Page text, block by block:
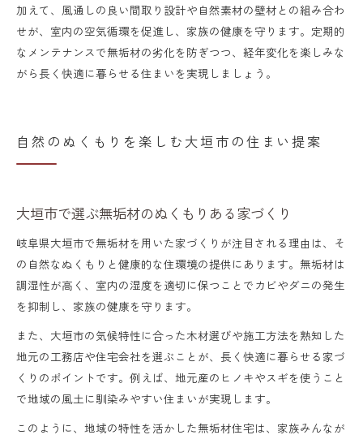
加えて、風通しの良い間取り設計や自然素材の壁材との組み合わ
せが、室内の空気循環を促進し、家族の健康を守ります。定期的
なメンテナンスで無垢材の劣化を防ぎつつ、経年変化を楽しみな
がら長く快適に暮らせる住まいを実現しましょう。
自然のぬくもりを楽しむ大垣市の住まい提案
大垣市で選ぶ無垢材のぬくもりある家づくり
岐阜県大垣市で無垢材を用いた家づくりが注目される理由は、そ
の自然なぬくもりと健康的な住環境の提供にあります。無垢材は
調湿性が高く、室内の湿度を適切に保つことでカビやダニの発生
を抑制し、家族の健康を守ります。
また、大垣市の気候特性に合った木材選びや施工方法を熟知した
地元の工務店や住宅会社を選ぶことが、長く快適に暮らせる家づ
くりのポイントです。例えば、地元産のヒノキやスギを使うこと
で地域の風土に馴染みやすい住まいが実現します。
このように、地域の特性を活かした無垢材住宅は、家族みんなが